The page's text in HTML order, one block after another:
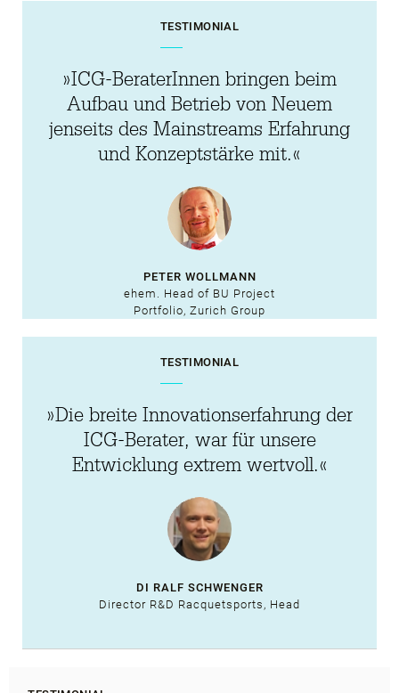
TESTIMONIAL
»ICG-BeraterInnen bringen beim
Aufbau und Betrieb von Neuem
jenseits des Mainstreams Erfahrung
und Konzeptstärke mit.«
PETER WOLLMANN
ehem. Head of BU Project
Portfolio, Zurich Group
TESTIMONIAL
»Die breite Innovationserfahrung der
ICG-Berater, war für unsere
Entwicklung extrem wertvoll.«
DI RALF SCHWENGER
Director R&D Racquetsports, Head